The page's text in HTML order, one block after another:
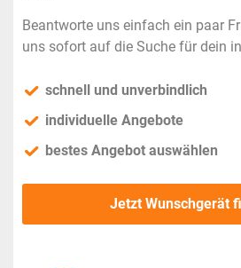
Beantworte uns einfach ein paar
uns sofort auf die Suche für dein
schnell und unverbindlich
individuelle Angebote
bestes Angebot auswählen
Jetzt Wunschgerät